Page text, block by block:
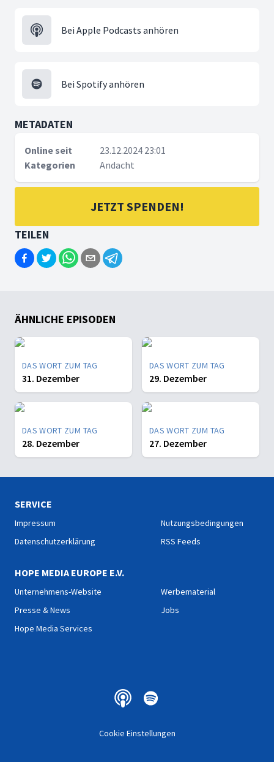
Bei Apple Podcasts anhören
Bei Spotify anhören
METADATEN
Online seit
23.12.2024 23:01
Kategorien
Andacht
JETZT SPENDEN!
TEILEN
ÄHNLICHE EPISODEN
DAS WORT ZUM TAG
31. Dezember
DAS WORT ZUM TAG
29. Dezember
DAS WORT ZUM TAG
28. Dezember
DAS WORT ZUM TAG
27. Dezember
SERVICE
Impressum
Datenschutzerklärung
Nutzungsbedingungen
RSS Feeds
HOPE MEDIA EUROPE E.V.
Unternehmens-Website
Presse & News
Hope Media Services
Werbematerial
Jobs
Cookie Einstellungen